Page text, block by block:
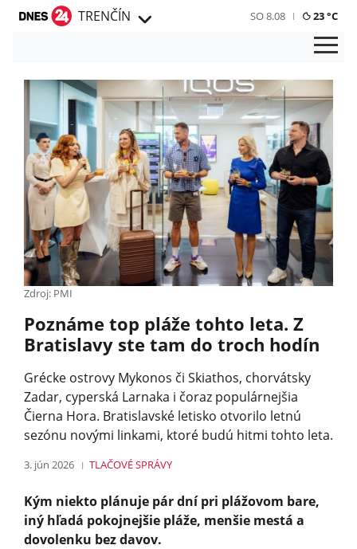
TRENČÍN SO 8.08 23 °C
Zdroj: PMI
Poznáme top pláže tohto leta. Z
Bratislavy ste tam do troch hodín
Grécke ostrovy Mykonos či Skiathos, chorvátsky
Zadar, cyperská Larnaka i čoraz populárnejšia
Čierna Hora. Bratislavské letisko otvorilo letnú
sezónu novými linkami, ktoré budú hitmi tohto leta.
3. jún 2026 TLAČOVÉ SPRÁVY
Kým niekto plánuje pár dní pri plážovom bare,
iný hľadá pokojnejšie pláže, menšie mestá a
dovolenku bez davov.